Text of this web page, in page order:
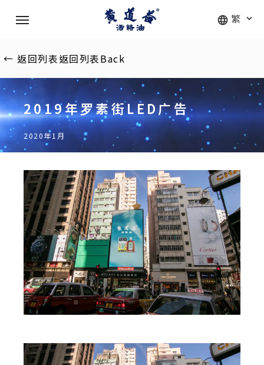
content
Menu
← 返回列表返回列表Back
2019年罗素街LED广告
2020年1月